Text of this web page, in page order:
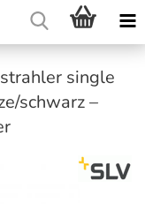
single
schwarz –